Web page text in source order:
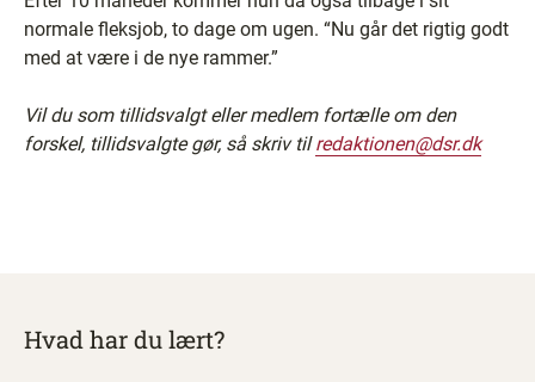
normale fleksjob, to dage om ugen. “Nu går det rigtig godt
med at være i de nye rammer.”
Vil du som tillidsvalgt eller medlem fortælle om den
forskel, tillidsvalgte gør, så skriv tilredaktionen@dsr.dk
Hvad har du lært?